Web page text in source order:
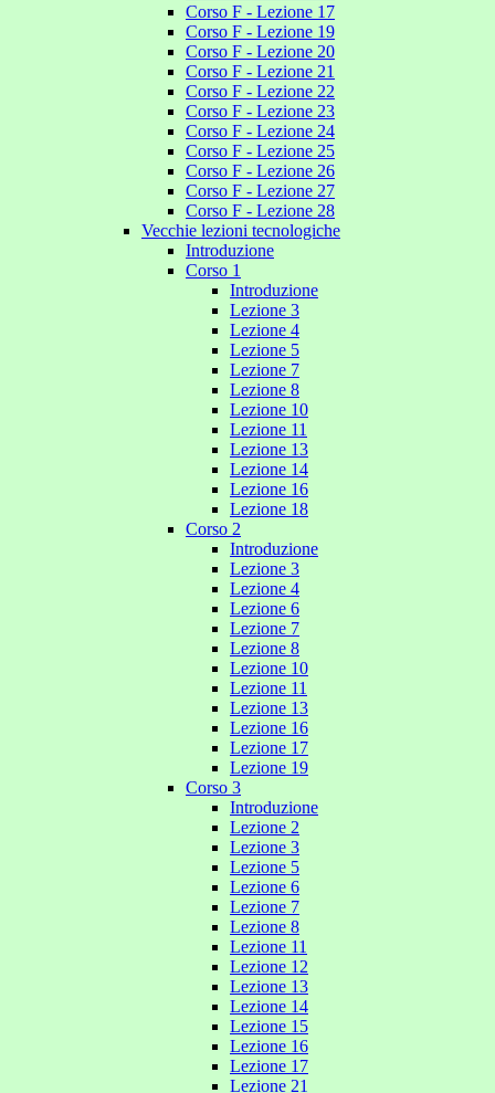
Corso F - Lezione 17
Corso F - Lezione 19
Corso F - Lezione 20
Corso F - Lezione 21
Corso F - Lezione 22
Corso F - Lezione 23
Corso F - Lezione 24
Corso F - Lezione 25
Corso F - Lezione 26
Corso F - Lezione 27
Corso F - Lezione 28
Vecchie lezioni tecnologiche
Introduzione
Corso 1
Introduzione
Lezione 3
Lezione 4
Lezione 5
Lezione 7
Lezione 8
Lezione 10
Lezione 11
Lezione 13
Lezione 14
Lezione 16
Lezione 18
Corso 2
Introduzione
Lezione 3
Lezione 4
Lezione 6
Lezione 7
Lezione 8
Lezione 10
Lezione 11
Lezione 13
Lezione 16
Lezione 17
Lezione 19
Corso 3
Introduzione
Lezione 2
Lezione 3
Lezione 5
Lezione 6
Lezione 7
Lezione 8
Lezione 11
Lezione 12
Lezione 13
Lezione 14
Lezione 15
Lezione 16
Lezione 17
Lezione 21